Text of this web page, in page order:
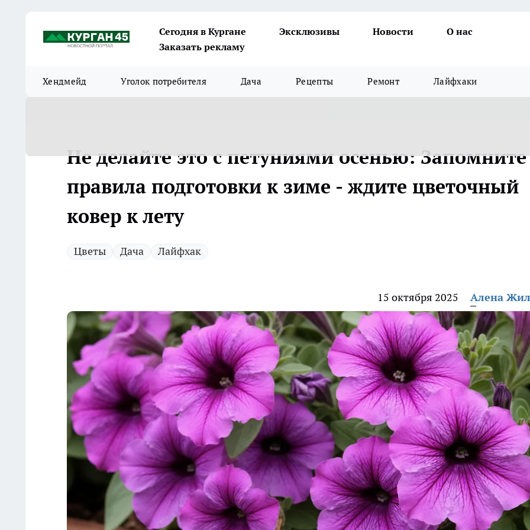
Сегодня в Кургане Эксклюзивы Новости
О нас
Заказать рекламу
Хендмейд Уголок потребителя Дача Рецепты Ремонт Лайфхаки
Не делайте это с петуниями осенью:
правила подготовки к зиме - ждите цветочный
ковер к лету
Цветы Дача Лайфхак
15 октября 2025 Алена